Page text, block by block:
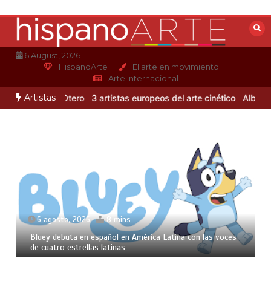
contenido
6 August, 2026
HispanoArte
El arte en movimiento
Arte Internacional
Artistas
Alejandro Otero 3 artistas europeos del arte cinético Albert
6 agosto, 2026 8 mins
Bluey debuta en español en América Latina con las voces
de cuatro estrellas latinas